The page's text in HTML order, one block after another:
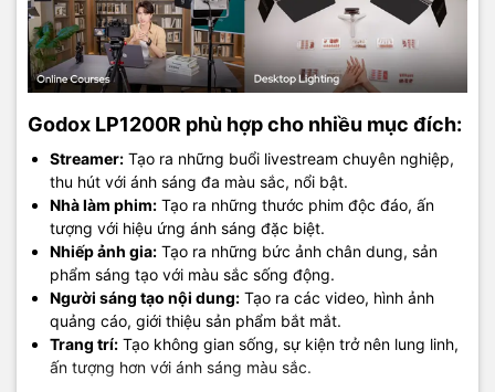
Godox LP1200R phù hợp cho nhiều mục đích:
Streamer: Tạo ra những buổi livestream chuyên nghiệp,
thu hút với ánh sáng đa màu sắc, nổi bật.
Nhà làm phim: Tạo ra những thước phim độc đáo, ấn
tượng với hiệu ứng ánh sáng đặc biệt.
Nhiếp ảnh gia: Tạo ra những bức ảnh chân dung, sản
phẩm sáng tạo với màu sắc sống động.
Người sáng tạo nội dung: Tạo ra các video, hình ảnh
quảng cáo, giới thiệu sản phẩm bắt mắt.
Trang trí: Tạo không gian sống, sự kiện trở nên lung linh,
ấn tượng hơn với ánh sáng màu sắc.